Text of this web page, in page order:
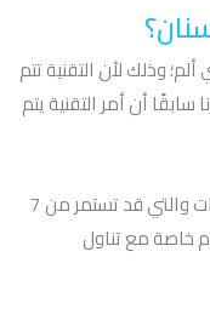
وذلك لأن التقنية تتم
أن أمر التقنية يتم
ولكن قد يشعر العميل ببعض الآلام والازعاجات والتي قد تستمر من 7
خاصة مع تناول